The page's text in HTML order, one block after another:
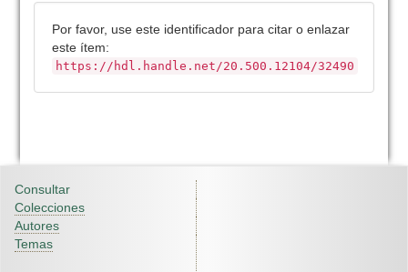
Por favor, use este identificador para citar o enlazar
este ítem:
https://hdl.handle.net/20.500.12104/32490
Consultar
Colecciones
Autores
Temas